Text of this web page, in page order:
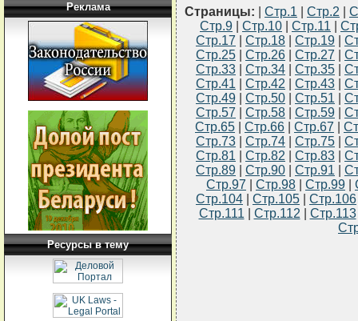
Реклама
Ресурсы в тему
Страницы: Стр.1 Стр.2
Стр.9
Стр.10 Стр.11
Стр.17
Стр.18 Стр.19
Стр.25
Стр.26 Стр.27
Стр.33
Стр.34 Стр.35
Стр.41
Стр.42 Стр.43
Стр.49
Стр.50 Стр.51
Стр.57
Стр.58 Стр.59
Стр.65
Стр.66 Стр.67
Стр.73
Стр.74 Стр.75
Стр.81
Стр.82 Стр.83
Стр.89
Стр.90 Стр.91
Стр.97
Стр.98 Стр.99
Стр.104
Стр.105 Стр.106
Стр.111
Стр.112 Стр.113